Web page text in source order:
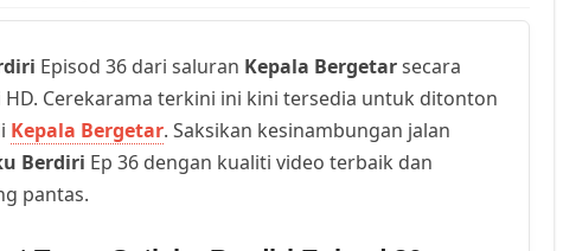
Episod 36 dari saluran Kepala Bergetarsecara
Cerekarama terkini ini kini tersedia untuk ditonton
Kepala Bergetar. Saksikan kesinambungan jalan
Berdiri Ep 36 dengan kualiti video terbaik dan
pantas.